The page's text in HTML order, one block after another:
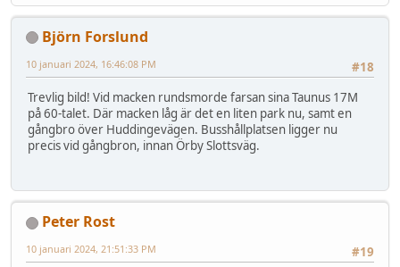
Björn Forslund
#18
10 januari 2024, 16:46:08 PM
Trevlig bild! Vid macken rundsmorde farsan sina Taunus 17M
på 60-talet. Där macken låg är det en liten park nu, samt en
gångbro över Huddingevägen. Busshållplatsen ligger nu
precis vid gångbron, innan Örby Slottsväg.
Peter Rost
#19
10 januari 2024, 21:51:33 PM